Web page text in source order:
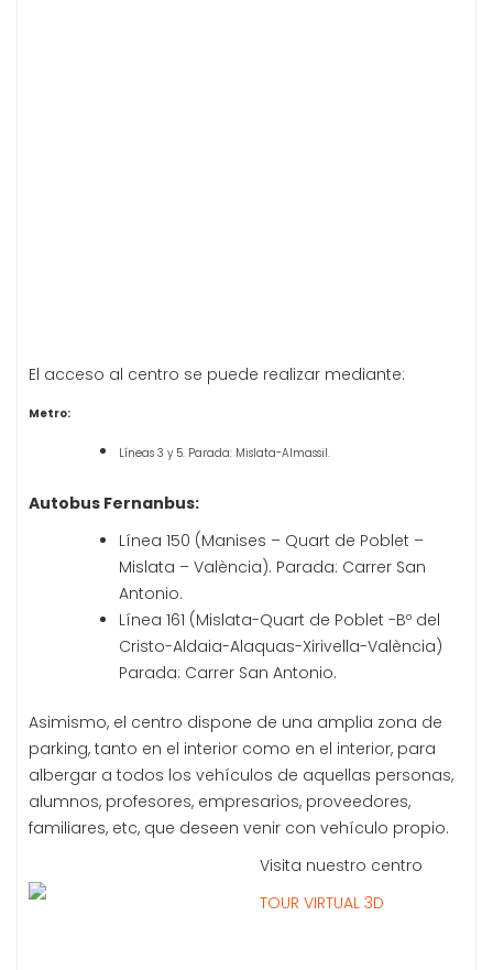
El acceso al centro se puede realizar mediante:
Metro:
Líneas 3 y 5. Parada: Mislata-Almassil.
Autobus Fernanbus:
Línea 150 (Manises – Quart de Poblet –
Mislata – València). Parada: Carrer San
Antonio.
Línea 161 (Mislata-Quart de Poblet -Bº del
Cristo-Aldaia-Alaquas-Xirivella-València)
Parada: Carrer San Antonio.
Asimismo, el centro dispone de una amplia zona de
parking, tanto en el interior como en el interior, para
albergar a todos los vehículos de aquellas personas,
alumnos, profesores, empresarios, proveedores,
familiares, etc, que deseen venir con vehículo propio.
Visita nuestro centro
TOUR VIRTUAL 3D